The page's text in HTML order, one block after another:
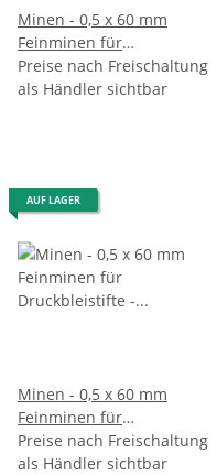
Minen - 0,5 x 60 mm
Feinminen für
Druckbleistifte - Gradation F
- im 12er Pack
Preise nach Freischaltung
als Händler sichtbar
AUF LAGER
Minen - 0,5 x 60 mm
Feinminen für
Druckbleistifte - Gradation
HB - 2 x 12 , im Blister
Preise nach Freischaltung
als Händler sichtbar